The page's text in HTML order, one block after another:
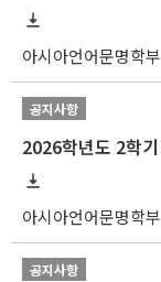
아시아언어문명학부
공지사항
2026학년도 2학
아시아언어문명학부
공지사항